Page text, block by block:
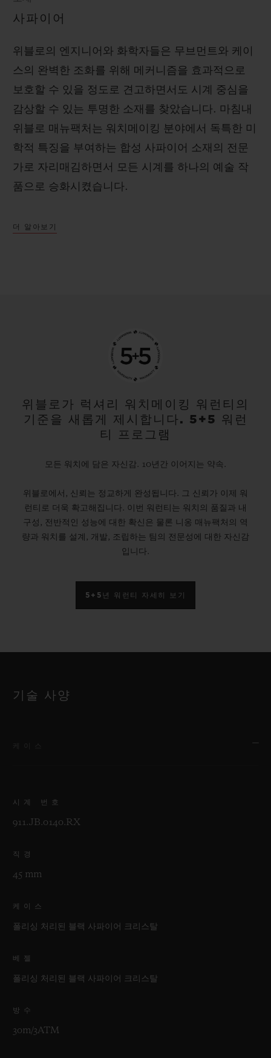
사파이어
위블로의 엔지니어와 화학자들은 무브먼트와 케이
스의 완벽한 조화를 위해 메커니즘을 효과적으로
보호할 수 있을 정도로 견고하면서도 시계 중심을
감상할 수 있는 투명한 소재를 찾았습니다. 마침내
위블로 매뉴팩처는 워치메이킹 분야에서 독특한 미
학적 특징을 부여하는 합성 사파이어 소재의 전문
가로 자리매김하면서 모든 시계를 하나의 예술 작
품으로 승화시켰습니다.
더 알아보기
위블로가 럭셔리 워치메이킹 워런티의
기준을 새롭게 제시합니다. 5+5 워런
티 프로그램
모든 워치에 담은 자신감. 10년간 이어지는 약속.
위블로에서, 신뢰는 정교하게 완성됩니다. 그 신뢰가 이제 워
런티로 더욱 확고해집니다. 이번 워런티는 워치의 품질과 내
구성, 전반적인 성능에 대한 확신은 물론 니옹 매뉴팩처의 역
량과 워치를 설계, 개발, 조립하는 팀의 전문성에 대한 자신감
입니다.
5+5년 워런티 자세히 보기
기술 사양
시계 번호
911.JB.0140.RX
직경
45 mm
케이스
폴리싱 처리된 블랙 사파이어 크리스탈
베젤
폴리싱 처리된 블랙 사파이어 크리스탈
방수
30m/3ATM